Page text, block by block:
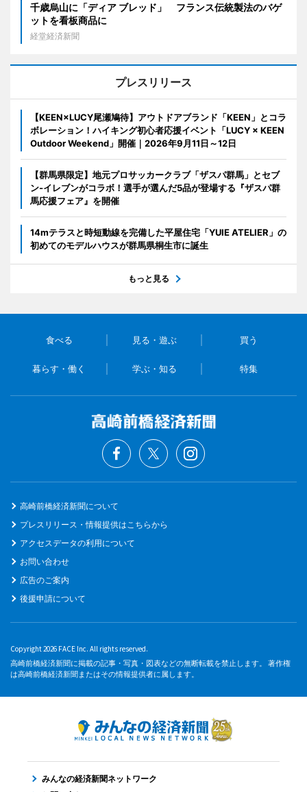
千歳烏山に「ディア ブレッド」 フランス伝統製法のバゲ
ットを看板商品に
経堂経済新聞
プレスリリース
【KEEN×LUCY尾瀬鳩待】アウトドアブランド「KEEN」とコラ
ボレーション！ハイキング初心者応援イベント「LUCY × KEEN
Outdoor Weekend」開催｜2026年9月11日～12日
【群馬県限定】地元プロサッカークラブ「ザスパ群馬」とセブ
ン‐イレブンがコラボ！選手が選んだ5品が登場する『ザスパ群
馬応援フェア』を開催
14mテラスと時短動線を完備した平屋住宅「YUIE ATELIER」の
初めてのモデルハウスが群馬県桐生市に誕生
もっと見る
食べる 見る・遊ぶ 買う
暮らす・働く 学ぶ・知る 特集
高崎前橋経済新聞について
プレスリリース・情報提供はこちらから
アクセスデータの利用について
お問い合わせ
広告のご案内
後援申請について
Copyright 2026 FACE Inc. All rights reserved.
高崎前橋経済新聞に掲載の記事・写真・図表などの無断転載を禁止します。 著作権
は高崎前橋経済新聞またはその情報提供者に属します。
みんなの経済新聞ネットワーク